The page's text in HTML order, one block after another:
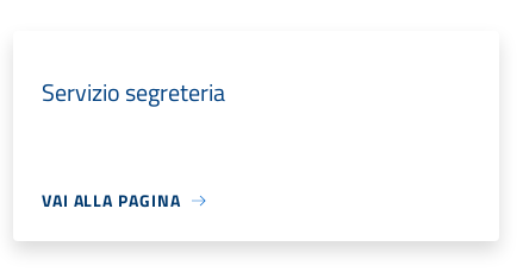
Servizio segreteria
VAI ALLA PAGINA